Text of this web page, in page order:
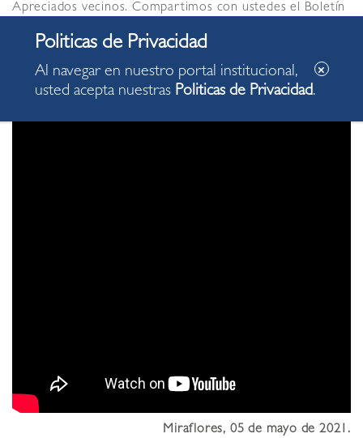
Apreciados vecinos. Compartimos con ustedes el Boletín
de hoy miércoles, 05 de mayo de 2021, con algunas de las
acciones desarrolladas en nuestro distrito.
Miraflores, 05 de mayo de 2021.
Al navegar en nuestro portal institucional,
usted acepta nuestras Politicas de Privacidad.